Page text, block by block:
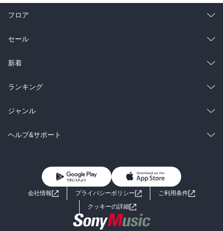
フロア
総合
ラノベ
雑誌・グラビア
BL・TL
セール
総合
ラノベ
雑誌・グラビア
BL・TL
新着
総合
ラノベ
雑誌・グラビア
ランキング
総合
ラノベ
ジャンル
コミック
ライトノベル 男子向けラノベ
小説
海外小説
ヘルプ&サポート
よくあるご質問 お問い合わせ
会社情報 プライバシーポリシー
ご利用条件
クッキーの詳細